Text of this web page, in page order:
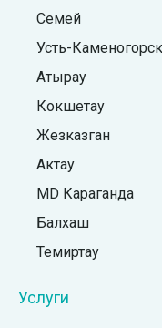
Семей
Усть-Каменогорск
Атырау
Кокшетау
Жезказган
Актау
MD Караганда
Балхаш
Темиртау
Услуги